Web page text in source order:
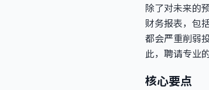
除了对未来的
财务报表，包
都会严重削弱
此，聘请专业
核心要点